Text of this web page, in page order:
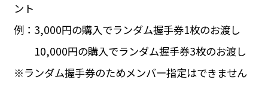
ント
例：3,000円の購入でランダム握手券1枚のお渡し
10,000円の購入でランダム握手券3枚のお渡し
※ランダム握手券のためメンバー指定はできません